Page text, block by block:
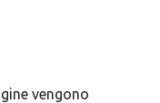
vengono